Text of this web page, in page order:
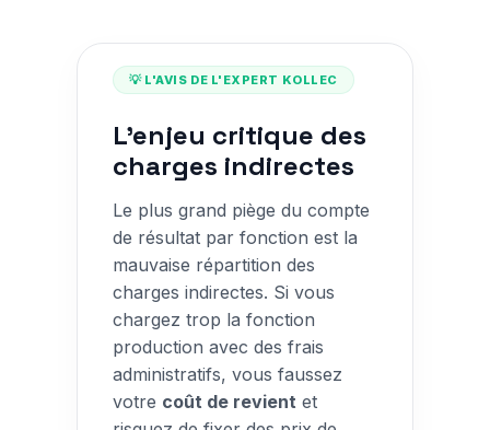
💡 L'AVIS DE L'EXPERT KOLLEC
L'enjeu critique des
charges indirectes
Le plus grand piège du compte
de résultat par fonction est la
mauvaise répartition des
charges indirectes. Si vous
chargez trop la fonction
production avec des frais
administratifs, vous faussez
votre coût de revient et